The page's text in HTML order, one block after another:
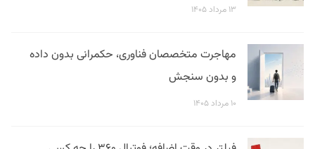
۱۳ مرداد ۱۴۰۵
مهاجرت متخصصان فناوری، حکمرانی بدون داده
و بدون سنجش
۱۰ مرداد ۱۴۰۵